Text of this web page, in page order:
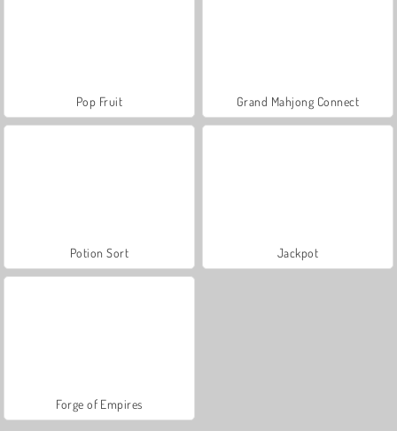
Pop Fruit Grand Mahjong Connect
Potion Sort Jackpot
Forge of Empires